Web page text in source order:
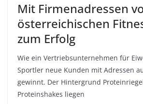
Mit Firmenadressen
österreichischen
zum Erfolg
Wie ein Vertriebsunternehmen für
Sportler neue Kunden mit Adressen
gewinnt. Der Hintergrund
Proteinshakes liegen